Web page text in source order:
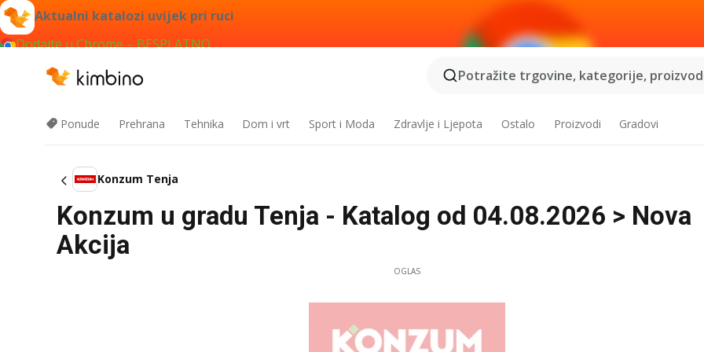
Aktualni katalozi uvijek pri ruci
Dodajte u Chrome – BESPLATNO
Potražite trgovine, kategorije,
Ponude Prehrana Tehnika Dom i vrt Sport i Moda Zdravlje i Ljepota Ostalo Proizvodi Gradovi
Konzum Tenja
Konzum u gradu Tenja - Katalog od 04.08.2026 > Nova
Akcija
OGLAS